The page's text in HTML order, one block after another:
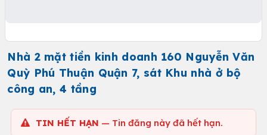
Nhà 2 mặt tiền kinh doanh 160 Nguyễn Văn
Quỳ Phú Thuận Quận 7, sát Khu nhà ở bộ
công an, 4 tầng
TIN HẾT HẠN — Tin đăng này đã hết hạn.